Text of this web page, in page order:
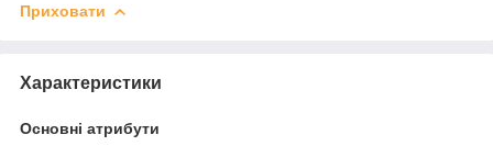
Приховати
Характеристики
Основні атрибути